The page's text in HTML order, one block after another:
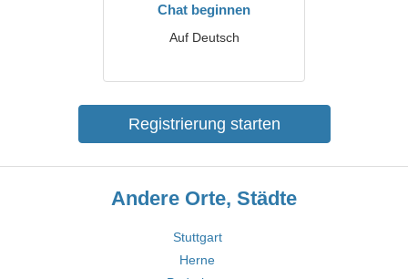
Chat beginnen
Auf Deutsch
Registrierung starten
Andere Orte, Städte
Stuttgart
Herne